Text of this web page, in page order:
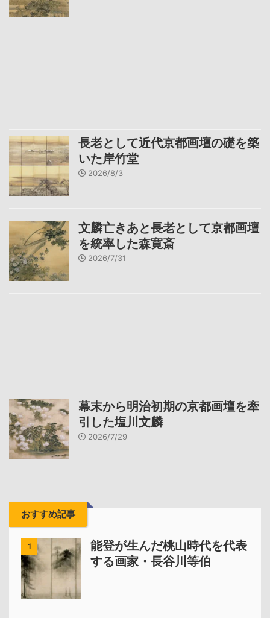
長老として近代京都画壇の礎を築
いた岸竹堂
2026/8/3
文麟亡きあと長老として京都画壇
を統率した森寛斎
2026/7/31
幕末から明治初期の京都画壇を牽
引した塩川文麟
2026/7/29
おすすめ記事
1
能登が生んだ桃山時代を代表
する画家・長谷川等伯